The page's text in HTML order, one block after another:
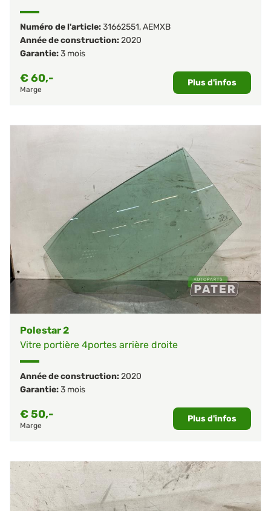
Numéro de l'article:31662551,AEMXB
Année de construction:2020
Garantie:3 mois
€60,-
Marge
Plus d'infos
Polestar 2
Vitre portière 4portes arrière droite
Année de construction:2020
Garantie:3 mois
€50,-
Marge
Plus d'infos